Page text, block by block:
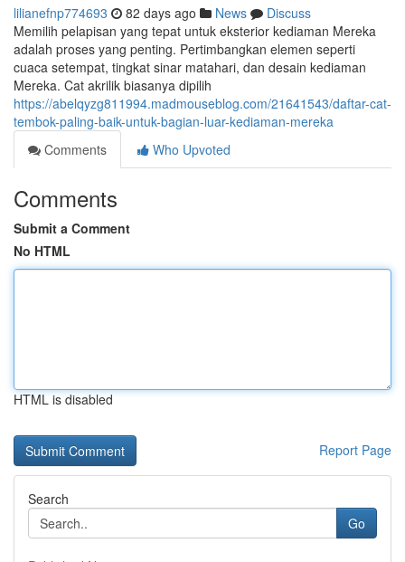
lilianefnp774693 82 days ago News
Discuss
Memilih pelapisan yang tepat untuk eksterior kediaman Mereka
adalah proses yang penting. Pertimbangkan elemen seperti
cuaca setempat, tingkat sinar matahari, dan desain kediaman
Mereka. Cat akrilik biasanya dipilih
https://abelqyzg811994.madmouseblog.com/21641543/daftar-cat-
tembok-paling-baik-untuk-bagian-luar-kediaman-mereka
Comments
Who Upvoted
Comments
Submit a Comment
No HTML
HTML is disabled
Report Page
Search
Go